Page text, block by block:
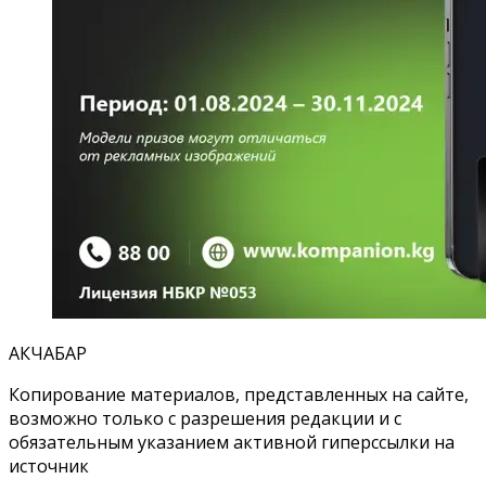
АКЧАБАР
Копирование материалов, представленных на сайте,
возможно только с разрешения редакции и с
обязательным указанием активной гиперссылки на
источник